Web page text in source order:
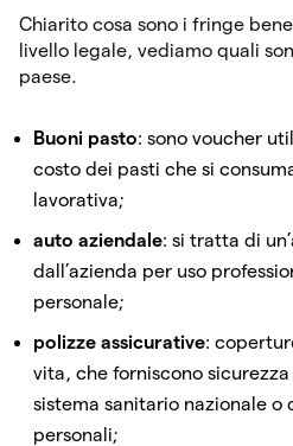
Chiarito cosa sono i fringe
livello legale, vediamo quali
paese.
Buoni pasto: sono voucher
costo dei pasti che si
lavorativa;
auto aziendale: si tratta di
dall’azienda per uso
personale;
polizze assicurative:
vita, che forniscono
sistema sanitario nazionale o
personali;